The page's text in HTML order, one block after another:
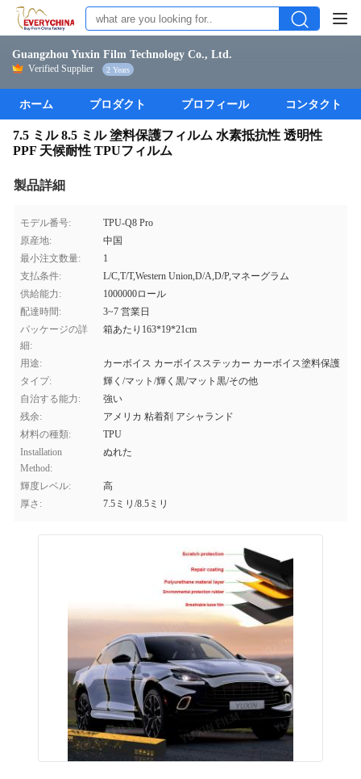
Guangzhou Yuxin Film Technology Co., Ltd.
Verified Supplier 2 Years
ホーム プロダクト プロフィール コンタクト
7.5 ミル 8.5 ミル 塗料保護フィルム 水素抵抗性 透明性
PPF 天候耐性 TPUフィルム
製品詳細
モデル番号:
TPU-Q8 Pro
原産地:
中国
最小注文数量:
1
支払条件:
L/C,T/T,Western Union,D/A,D/P,マネーグラム
供給能力:
1000000ロール
配達時間:
3~7 営業日
パッケージの詳
細:
箱あたり163*19*21cm
用途:
カーボイス カーボイスステッカー カーボイス塗料保護
タイプ:
輝く/マット/輝く黒/マット黒/その他
自治する能力:
強い
残余:
アメリカ 粘着剤 アシャランド
材料の種類:
TPU
Installation
Method:
ぬれた
輝度レベル:
高
厚さ:
7.5ミリ/8.5ミリ